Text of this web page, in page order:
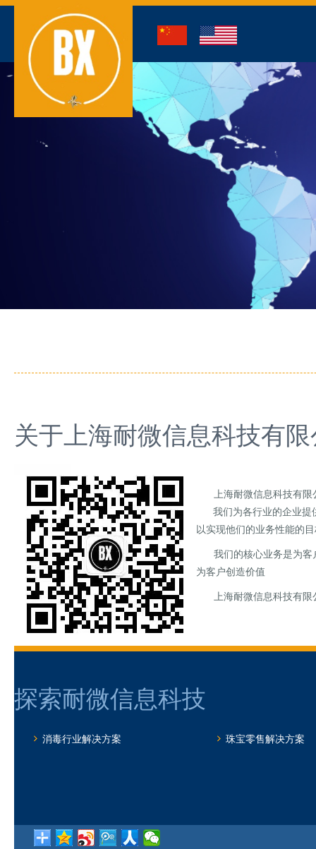
关于 上海耐微信息科技有
上海耐微信息科技有
我们为各行业的企业提
以实现他们的业务性能的
我们的核心业务是为
为客户创造价值
上海耐微信息科技有
探索耐微信息科技
消毒行业解决方案 珠宝零售解决方案